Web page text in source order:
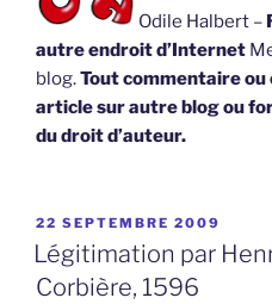
Odile Halbert –
autre endroit d’Internet
blog.Tout commentaire
article sur autre blog ou
du droit d’auteur.
PUBLIÉ
LE
22 SEPTEMBRE 2009
Légitimation par
Corbière, 1596